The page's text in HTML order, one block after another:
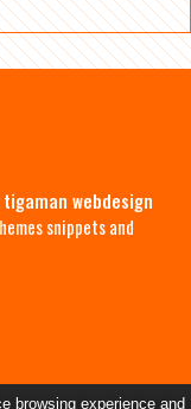
tigaman webdesign
snippets and
browsing experience and